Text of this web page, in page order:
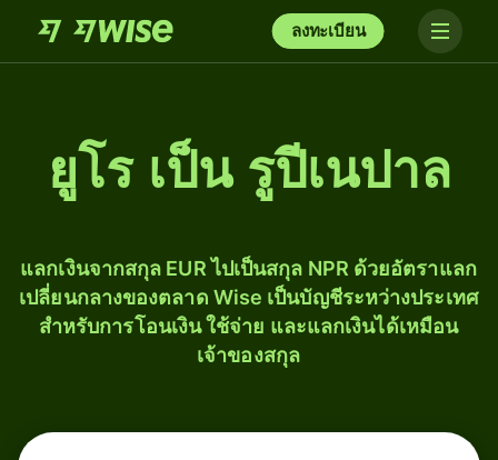
ลงทะเบียน
ยูโร เป็น รูปีเนปาล
แลกเงินจากสกุล EUR ไปเป็นสกุล NPR ด้วยอัตราแลก
เปลี่ยนกลางของตลาด Wise เป็นบัญชีระหว่างประเทศ
สำหรับการโอนเงิน ใช้จ่าย และแลกเงินได้เหมือน
เจ้าของสกุล